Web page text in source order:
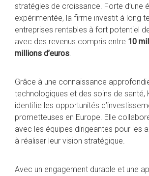
stratégies de croissance. Forte d’une
expérimentée, la firme investit à long
entreprises rentables à fort potentiel
avec des revenus compris entre 10
millions d’euros.
Grâce à une connaissance
technologiques et des soins de santé,
identifie les opportunités
prometteuses en Europe. Elle
avec les équipes dirigeantes pour les
à réaliser leur vision stratégique.
Avec un engagement durable et une